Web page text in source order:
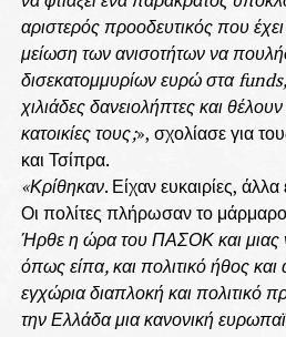
αριστερός προοδευτικός που
μείωση των ανισοτήτων να
δισεκατομμυρίων ευρώ στα
χιλιάδες δανειολήπτες και
κατοικίες τους;», σχολίασε για
και Τσίπρα.
«Κρίθηκαν. Είχαν ευκαιρίες,
Οι πολίτες πλήρωσαν το μάρμαρο.
Ήρθε η ώρα του ΠΑΣΟΚ και μιας
όπως είπα, και πολιτικό ήθος
εγχώρια διαπλοκή και πολιτικό
την Ελλάδα μια κανονική